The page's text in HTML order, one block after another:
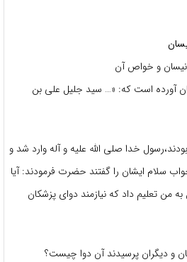
نیسان و خواص آن
آورده است كه: «… سيد جليل على بن
خدا صلى اللّه عليه و آله وارد شد و
سلام ايشان را گفتند حضرت فرمودند: آيا
من تعليم داد كه نيازمند دواى پزشكان
و ديگران پرسيدند آن دوا چيست؟